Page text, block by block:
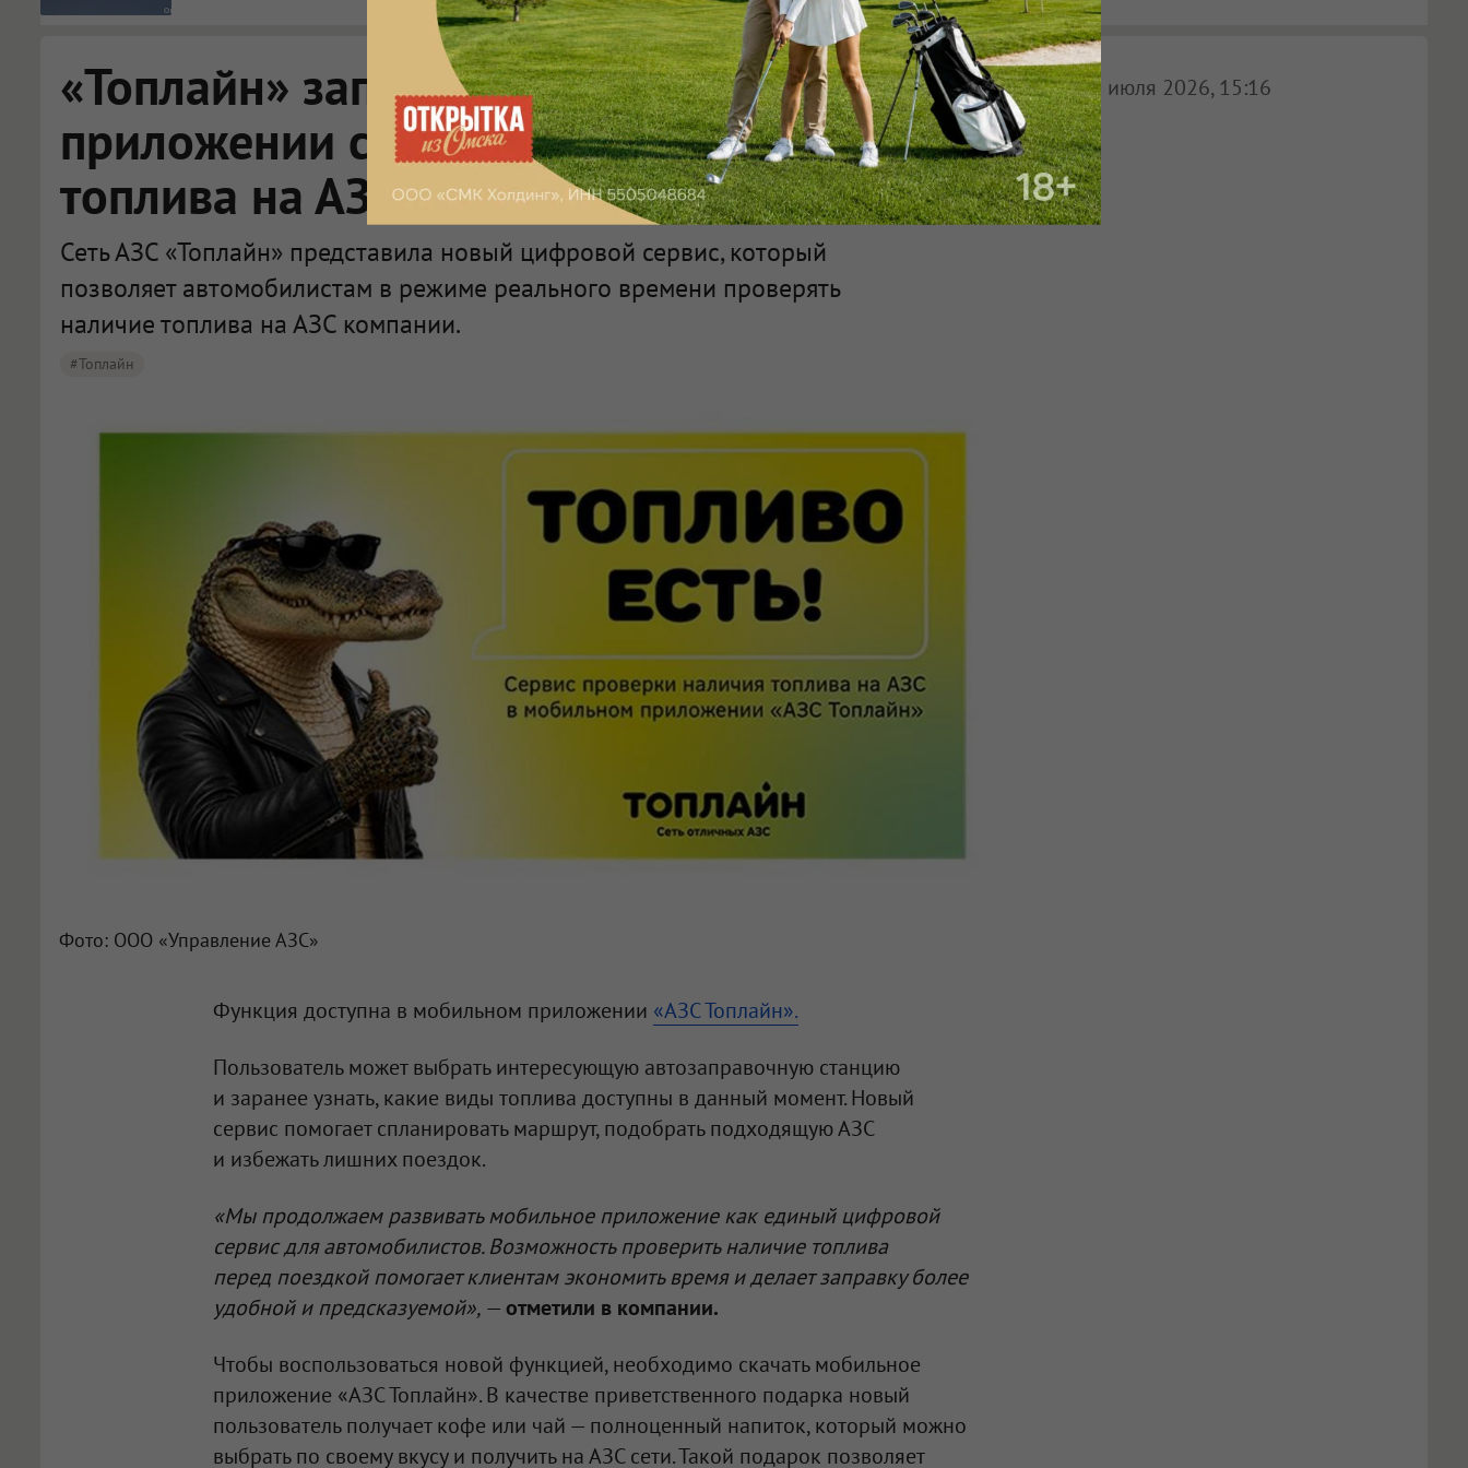
«Топлайн» запустил в мобильном
приложении сервис проверки наличия
топлива на АЗС
Сеть АЗС «Топлайн» представила новый цифровой сервис, который
позволяет автомобилистам в режиме реального времени проверять
наличие топлива на АЗС компании.
#Топлайн
20 июля 2026, 15:16
Фото: ООО «Управление АЗС»
Функция доступна в мобильном приложении «АЗС Топлайн».
Пользователь может выбрать интересующую автозаправочную станцию
и заранее узнать, какие виды топлива доступны в данный момент. Новый
сервис помогает спланировать маршрут, подобрать подходящую АЗС
и избежать лишних поездок.
«Мы продолжаем развивать мобильное приложение как единый цифровой
сервис для автомобилистов. Возможность проверить наличие топлива
перед поездкой помогает клиентам экономить время и делает заправку более
удобной и предсказуемой», —отметили в компании.
Чтобы воспользоваться новой функцией, необходимо скачать мобильное
приложение «АЗС Топлайн». В качестве приветственного подарка новый
пользователь получает кофе или чай — полноценный напиток, который можно
выбрать по своему вкусу и получить на АЗС сети. Такой подарок позволяет